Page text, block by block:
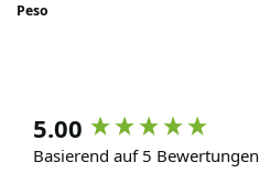
Peso
5.00
Basierend auf 5 Bewertungen